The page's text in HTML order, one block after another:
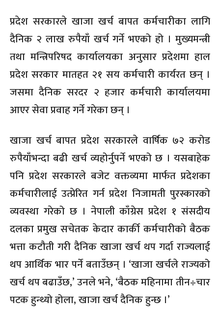
प्रदेश सरकारले खाजा खर्च बापत कर्मचारीका लागि
दैनिक २ लाख रुपैयाँ खर्च गर्ने भएको हो । मुख्यमन्त्री
तथा मन्त्रिपरिषद कार्यालयका अनुसार प्रदेशमा हाल
प्रदेश सरकार मातहत २१ सय कर्मचारी कार्यरत छन् ।
जसमा दैनिक सरदर २ हजार कर्मचारी कार्यालयमा
आएर सेवा प्रवाह गर्ने गरेका छन् ।
खाजा खर्च बापत प्रदेश सरकारले वार्षिक ७२ करोड
रुपैयाँभन्दा बढी खर्च व्यहोर्नुपर्ने भएको छ । यसबाहेक
पनि प्रदेश सरकारले बजेट वक्तव्यमा मार्फत प्रदेशका
कर्मचारीलाई उत्प्रेरित गर्न प्रदेश निजामती पुरस्कारको
व्यवस्था गरेको छ । नेपाली काँग्रेस प्रदेश १ संसदीय
दलका प्रमुख सचेतक केदार कार्की कर्मचारीको बैठक
भत्ता कटौती गरी दैनिक खाजा खर्च थप गर्दा राज्यलाई
थप आर्थिक भार पर्ने बताउँछन् । ‘खाजा खर्चले राज्यको
खर्च थप बढाउँछ,’ उनले भने, ‘बैठक महिनामा तीन÷चार
पटक हुन्थ्यो होला, खाजा खर्च दैनिक हुन्छ ।’